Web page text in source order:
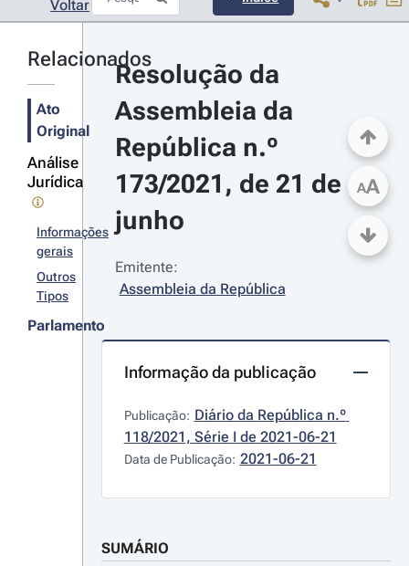
Voltar
Relacionados
Ato
Original
Análise
Jurídica
Informações
gerais
Outros
Tipos
Parlamento
Resolução da
Assembleia da
República n.º
173/2021, de 21 de
junho
Emitente:
Assembleia da República
Informação da publicação
Publicação: Diário da República n.º
118/2021, Série I de 2021-06-21
Data de Publicação: 2021-06-21
SUMÁRIO
AA